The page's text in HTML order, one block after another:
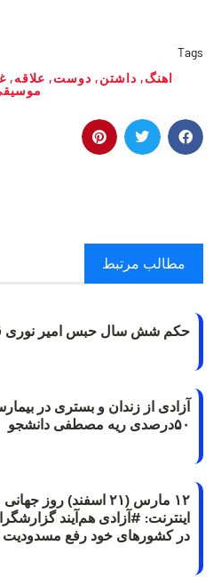
Tags
اهنگ, داشتن, دوست, علاقه,
مطالب مرتبط
حکم شش سال حبس امیر
آزادی از زندان و بستری در
۵۰درصدی ریه مصطفی دانشجو
۱۲ مارس (۲۱ اسفند) روز
در کشورهای خود رفع مسدودیت